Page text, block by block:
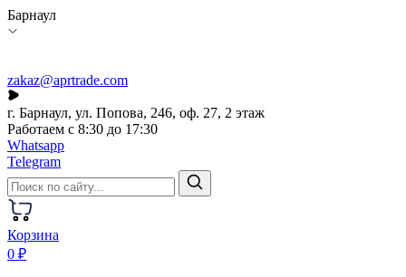
Барнаул
zakaz@aprtrade.com
г. Барнаул, ул. Попова, 246, оф. 27, 2 этаж
Работаем с 8:30 до 17:30
Whatsapp
Telegram
Корзина
0 ₽